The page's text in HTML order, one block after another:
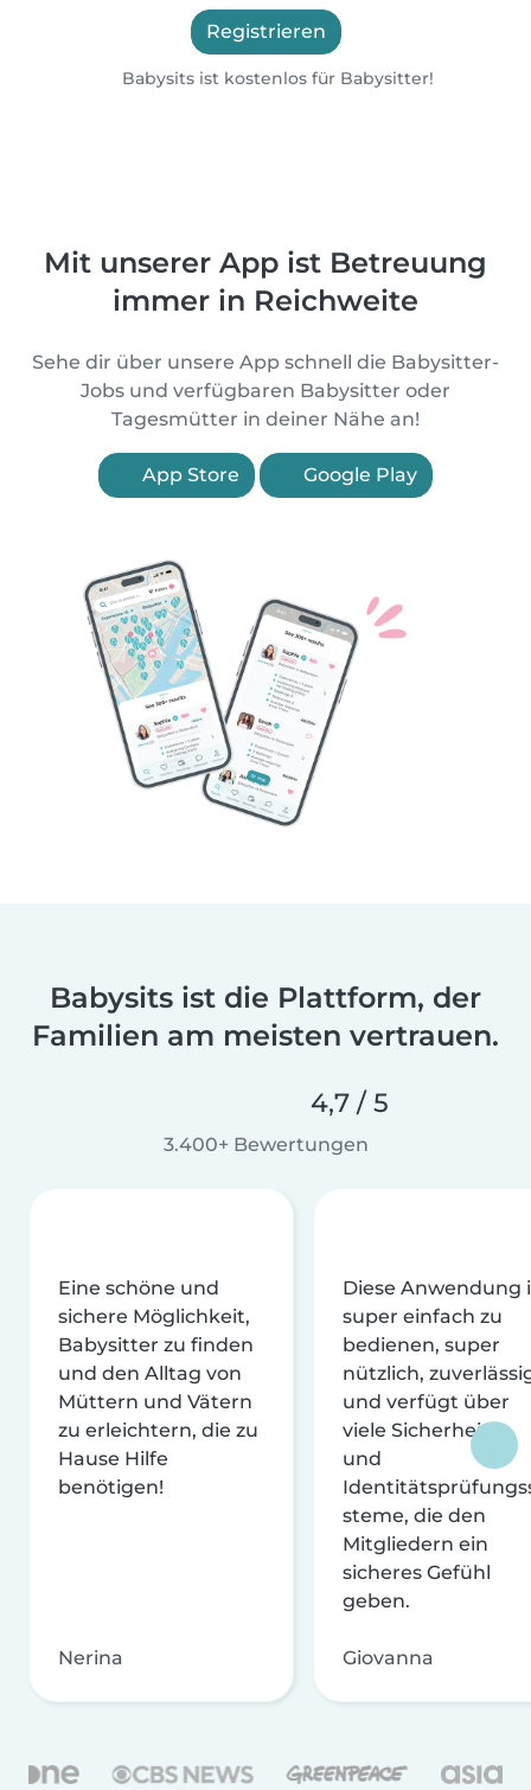
Registrieren
Babysits ist kostenlos für Babysitter!
Mit unserer App ist Betreuung
immer in Reichweite
Sehe dir über unsere App schnell die Babysitter-
Jobs und verfügbaren Babysitter oder
Tagesmütter in deiner Nähe an!
App Store Google Play
Babysits ist die Plattform, der
Familien am meisten vertrauen.
4,7 / 5
3.400+ Bewertungen
Eine schöne und
sichere Möglichkeit,
Babysitter zu finden
und den Alltag von
Müttern und Vätern
zu erleichtern, die zu
Hause Hilfe
benötigen!
Nerina
Diese Anwendung
super einfach zu
bedienen, super
nützlich,
und verfügt über
viele Sicherheits-
und
steme, die den
Mitgliedern ein
sicheres Gefühl
geben.
Giovanna